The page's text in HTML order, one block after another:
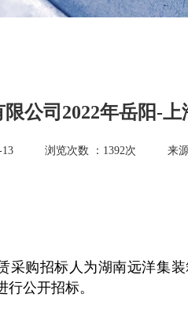
公司2022年岳阳-
浏览次数 ： 1392次 来
采购招标人为湖南远洋集
公开招标。